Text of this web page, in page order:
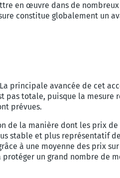
en œuvre dans de nombreux
constitue globalement un
principale avancée de cet
pas totale, puisque la mesure
prévues.
de la manière dont les prix de
stable et plus représentatif
à une moyenne des prix sur
un grand nombre de